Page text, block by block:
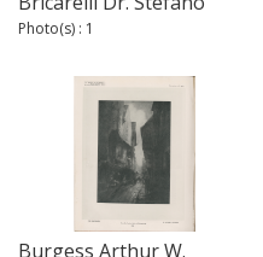
Photo(s) : 1
Burgess Arthur W.